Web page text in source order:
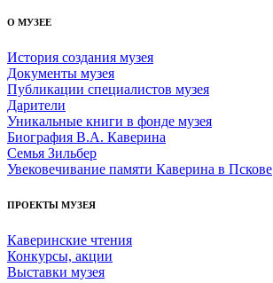
О МУЗЕЕ
История создания музея
Документы музея
Публикации специалистов музея
Дарители
Уникальные книги в фонде музея
Биография В.А. Каверина
Семья Зильбер
Увековечивание памяти Каверина в Пскове
ПРОЕКТЫ МУЗЕЯ
Каверинские чтения
Конкурсы, акции
Выставки музея